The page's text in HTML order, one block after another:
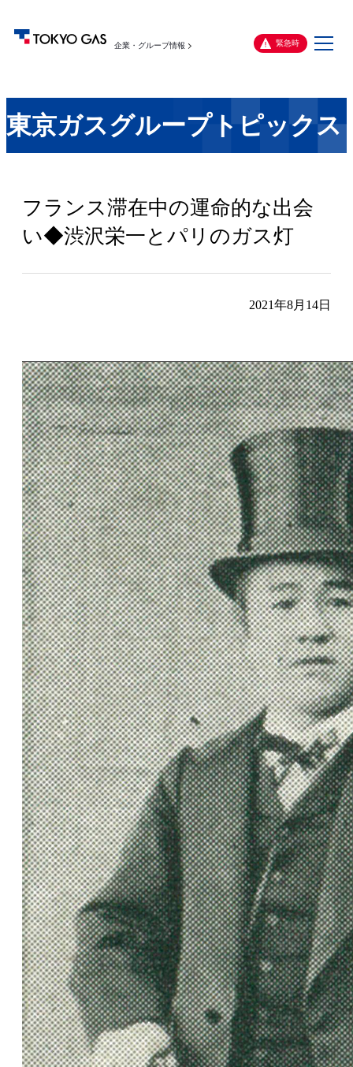
企業・グループ情報 緊急時
メ
東京ガスグループトピックス
フランス滞在中の運命的な出会
い◆渋沢栄一とパリのガス灯
2021年8月14日